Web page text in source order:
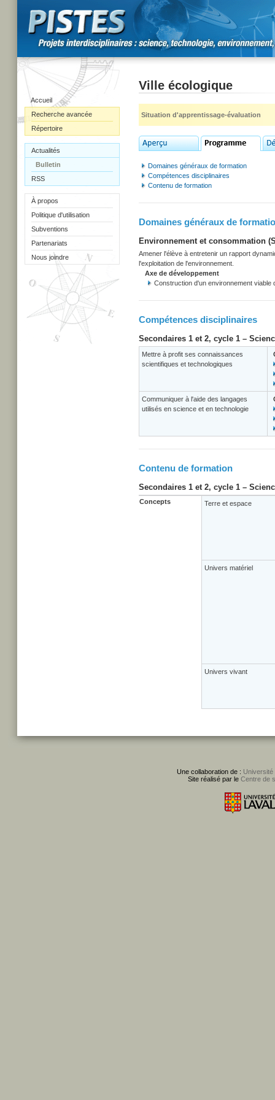
Accueil
Recherche avancée
Répertoire
Actualités
Bulletin
RSS
À propos
Politique d'utilisation
Subventions
Partenariats
Nous joindre
Ville écologique
Situation d'apprentissage-évaluation
Domaines généraux de formation
Compétences disciplinaires
Contenu de formation
Domaines généraux de
Environnement et consommation
Amener l'élève à entretenir un rapport
l'exploitation de l'environnement.
Axe de développement
Construction d'un environnement
Compétences disciplinaires
Secondaires 1 et 2, cycle 1 –
Mettre à profit ses connaissances
scientifiques et technologiques
Communiquer à l'aide des langages
utilisés en science et en technologie
Contenu de formation
Secondaires 1 et 2, cycle 1 –
Concepts Terre et espace
Univers matériel
Univers vivant
Une collaboration de : Université
Site réalisé par le Centre de